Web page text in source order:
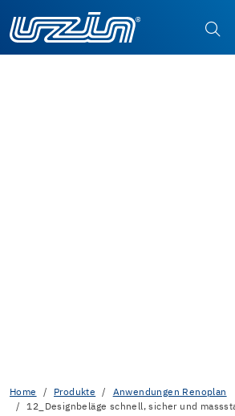
Home Produkte
Anwendungen Renoplan
12_Designbeläge schnell, sicher und